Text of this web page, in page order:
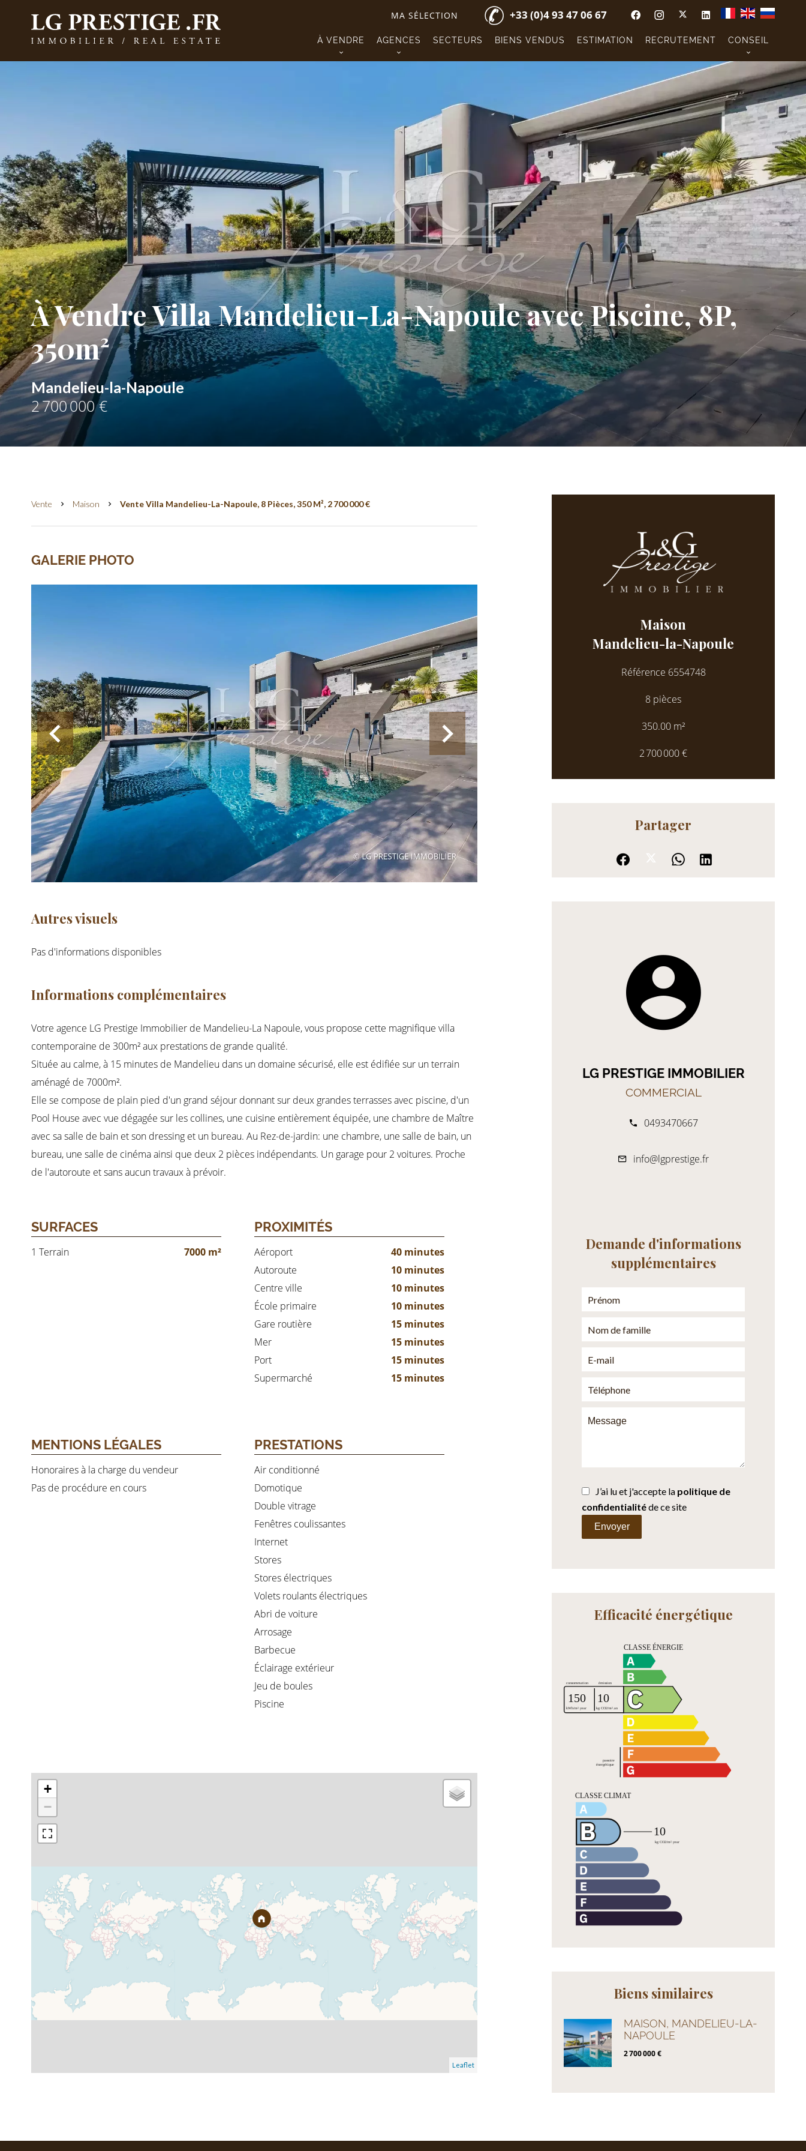
MA SÉLECTION +33 (0)4 93 47 06 67
À VENDRE AGENCES SECTEURS BIENS VENDUS ESTIMATION RECRUTEMENT CONSEIL
À Vendre Villa Mandelieu-La-Napoule avec Piscine, 8P,
350m²
Mandelieu-la-Napoule
2 700 000 €
Vente Maison Vente Villa Mandelieu-La-Napoule, 8 Pièces, 350 M², 2 700 000 €
GALERIE PHOTO
Autres visuels
Pas d'informations disponibles
Informations complémentaires
Votre agence LG Prestige Immobilier de Mandelieu-La Napoule, vous propose cette magnifique villa
contemporaine de 300m² aux prestations de grande qualité.
Située au calme, à 15 minutes de Mandelieu dans un domaine sécurisé, elle est édifiée sur un terrain
aménagé de 7000m².
Elle se compose de plain pied d'un grand séjour donnant sur deux grandes terrasses avec piscine, d'un
Pool House avec vue dégagée sur les collines, une cuisine entièrement équipée, une chambre de Maître
avec sa salle de bain et son dressing et un bureau. Au Rez-de-jardin: une chambre, une salle de bain, un
bureau, une salle de cinéma ainsi que deux 2 pièces indépendants. Un garage pour 2 voitures. Proche
de l'autoroute et sans aucun travaux à prévoir.
SURFACES
1 Terrain 7000 m²
PROXIMITÉS
Aéroport
40 minutes
Autoroute
10 minutes
Centre ville
10 minutes
École primaire
10 minutes
Gare routière
15 minutes
Mer
15 minutes
Port
15 minutes
Supermarché
15 minutes
MENTIONS LÉGALES
Honoraires à la charge du vendeur
Pas de procédure en cours
PRESTATIONS
Air conditionné
Domotique
Double vitrage
Fenêtres coulissantes
Internet
Stores
Stores électriques
Volets roulants électriques
Abri de voiture
Arrosage
Barbecue
Éclairage extérieur
Jeu de boules
Piscine
+
−
Leaflet
Maison
Mandelieu-la-Napoule
Référence 6554748
8 pièces
350.00 m²
2 700 000 €
Partager
LG PRESTIGE IMMOBILIER
COMMERCIAL
0493470667
info@lgprestige.fr
Demande d'informations
supplémentaires
J’ai lu et j'accepte la politique de
confidentialitéde ce site
Envoyer
Efficacité énergétique
Biens similaires
MAISON, MANDELIEU-LA-
NAPOULE
2 700 000 €